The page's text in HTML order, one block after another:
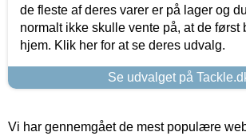
de fleste af deres varer er på lager og
normalt ikke skulle vente på, at de først
hjem. Klik her for at se deres udvalg.
Se udvalget på
Vi har gennemgået de mest populære